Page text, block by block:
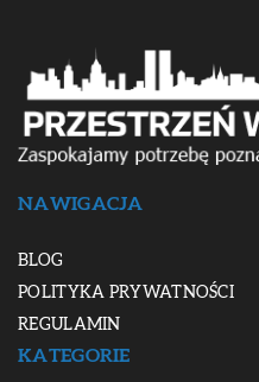
NAWIGACJA
BLOG
POLITYKA PRYWATNOŚCI
REGULAMIN
KATEGORIE